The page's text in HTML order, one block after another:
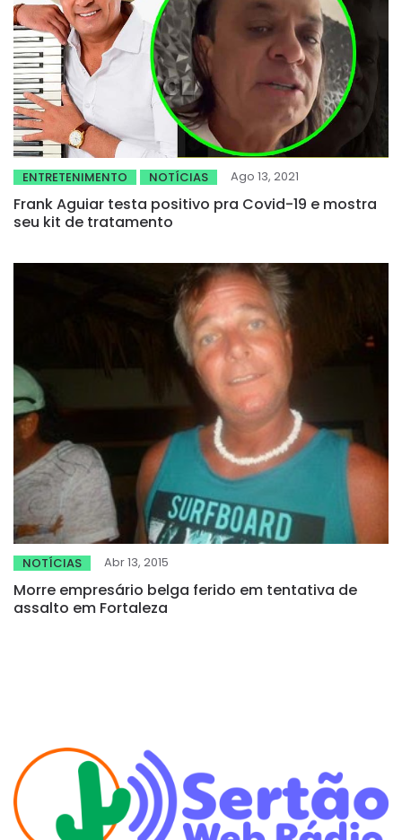
ENTRETENIMENTO NOTÍCIAS Ago 13, 2021
Frank Aguiar testa positivo pra Covid-19 e mostra
seu kit de tratamento
NOTÍCIAS Abr 13, 2015
Morre empresário belga ferido em tentativa de
assalto em Fortaleza